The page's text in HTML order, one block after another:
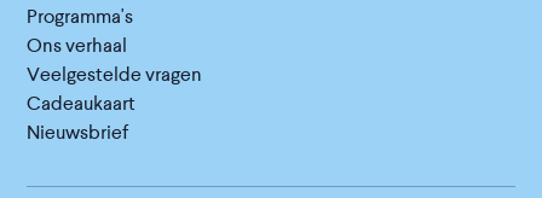
Programma's
Ons verhaal
Veelgestelde vragen
Cadeaukaart
Nieuwsbrief